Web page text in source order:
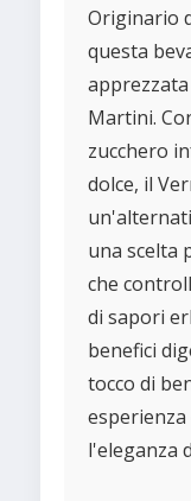
Originario
questa
apprezzata
Martini.
zucchero
dolce, il
una scelta
che
di sapori
benefici
tocco di
l'eleganza